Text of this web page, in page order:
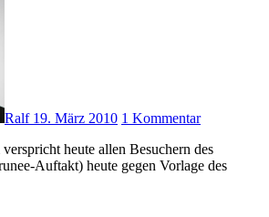
Ralf 19. März 2010 1 Kommentar
Auftakt) heute gegen Vorlage des